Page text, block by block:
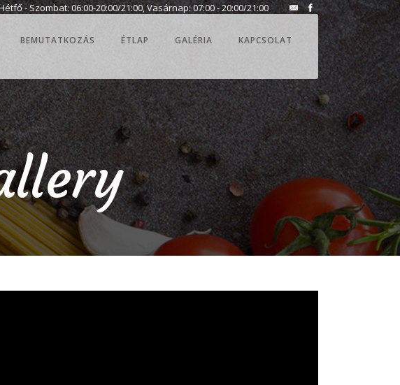
- Szombat: 06:00-20:00/21:00, Vasárnap: 07:00 - 20:00/21:00
BEMUTATKOZÁS ÉTLAP GALÉRIA KAPCSOLAT